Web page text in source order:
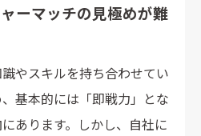
ーマッチの見極めが難
やスキルを持ち合わせてい
基本的には「即戦力」とな
あります。しかし、自社に